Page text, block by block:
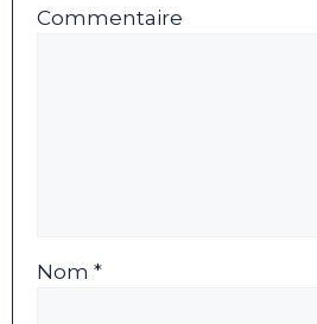
Commentaire
Nom *